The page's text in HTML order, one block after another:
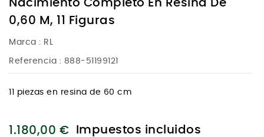
Nacimiento Completo En Resina De
0,60 M, 11 Figuras
Marca : RL
Referencia : 888-51199121
11 piezas en resina de 60 cm
1.180,00 € Impuestos incluidos